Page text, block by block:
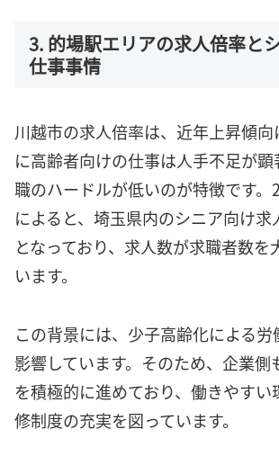
3. 的場駅エリアの求人倍率と
仕事事情
川越市の求人倍率は、近年上昇傾
に高齢者向けの仕事は人手不足が
職のハードルが低いのが特徴です。
によると、埼玉県内のシニア向け
となっており、求人数が求職者数を
います。
この背景には、少子高齢化による
影響しています。そのため、企業側
を積極的に進めており、働きやす
修制度の充実を図っています。